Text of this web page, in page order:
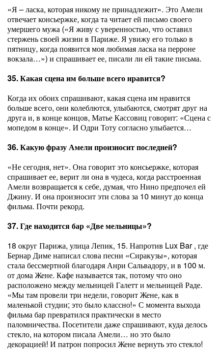
«Я – ласка, которая никому не принадлежит». Это Амели
отвечает консьержке, когда та читает ей письмо своего
умершего мужа («Я живу с уверенностью, что оставил
стержень своей жизни в Париже. Я увижу его только в
пятницу, когда появится моя любимая ласка на перроне
вокзала…») и спрашивает ее, писали ли ей такие письма.
35. Какая сцена им больше всего нравится?
Когда их обоих спрашивают, какая сцена им нравится
больше всего, они колеблются, улыбаются, смотрят друг на
друга и, в конце концов, Матье Кассовиц говорит: «Сцена с
мопедом в конце». И Одри Тоту согласно улыбается…
36. Какую фразу Амели произносит последней?
«Не сегодня, нет». Она говорит это консьержке, которая
спрашивает ее, верит ли она в чудеса, когда расстроенная
Амели возвращается к себе, думая, что Нино предпочел ей
Джину. И она произносит эти слова за 10 минут до конца
фильма. Почти рекорд.
37. Где находится бар «Две мельницы»?
18 округ Парижа, улица Лепик, 15. Напротив Lux Bar , где
Бернар Диме написал слова песни «Сиракузы», которая
стала бессмертной благодаря Анри Сальвадору, и в 100 м.
от дома Жене. Кафе называется так, потому что оно
расположено между мельницей Галетт и мельницей Раде.
«Мы там провели три недели, говорит Жене, как в
маленькой студии; это было классно!» С момента выхода
фильма бар превратился практически в место
паломничества. Посетители даже спрашивают, куда делось
стекло, на котором писала Амели… но это было
декорацией! И патрон попросил Жене вернуть это стекло!